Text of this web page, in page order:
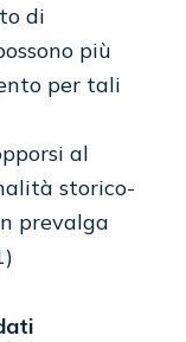
di
più
per tali
al
storico-
prevalga